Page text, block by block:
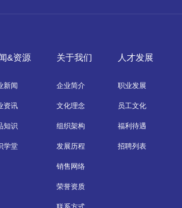
&资源
新闻
资讯
知识
学堂
关于我们
企业简介
文化理念
组织架构
发展历程
销售网络
荣誉资质
人才发展
职业发展
员工文化
福利待遇
招聘列表